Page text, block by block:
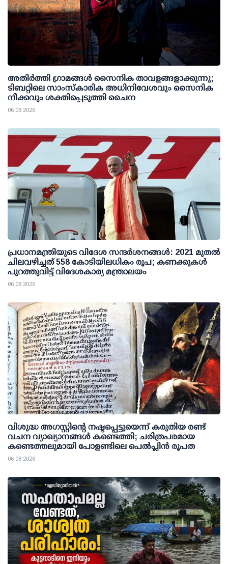
അതിര്‍ത്തി ഗ്രാമങ്ങള്‍ സൈനിക താവളങ്ങളാക്കുന്നു;
ടിബറ്റിലെ സാംസ്‌കാരിക അധിനിവേശവും സൈനിക
നീക്കവും ശക്തിപ്പെടുത്തി ചൈന
06 08 2026
പ്രധാനമന്ത്രിയുടെ വിദേശ സന്ദർശനങ്ങൾ: 2021 മുതൽ
ചിലവഴിച്ചത് 558 കോടിയിലധികം രൂപ; കണക്കുകൾ
പുറത്തുവിട്ട് വിദേശകാര്യ മന്ത്രാലയം
06 08 2026
വിശുദ്ധ അഗസ്റ്റിന്റെ നഷ്ടപ്പെട്ടുയെന്ന് കരുതിയ രണ്ട്
വചന വ്യാഖ്യാനങ്ങൾ കണ്ടെത്തി; ചരിത്രപരമായ
കണ്ടെത്തലുമായി പോളണ്ടിലെ പെൽപ്ലിൻ രൂപത
06 08 2026